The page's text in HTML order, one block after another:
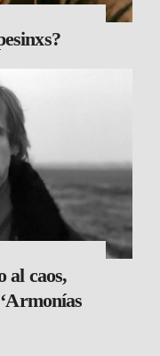
al caos,